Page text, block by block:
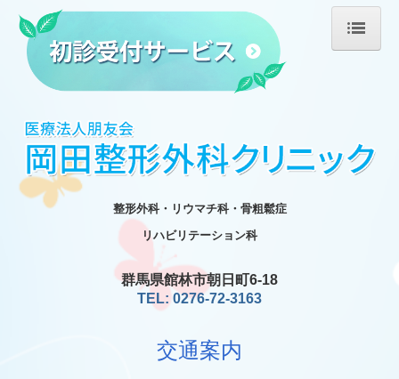
診療のご案内
施設・設備のご案内
リハビリテーション
整形外科・リウマチ科・骨粗鬆症
リハビリテーション科
群馬県館林市朝日町6-18
TEL: 0276-72-3163
交通案内